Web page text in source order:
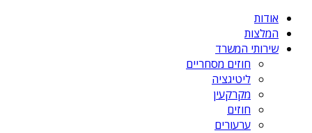
אודות
המלצות
שירותי המשרד
חוזים מסחריים
ליטיגציה
מקרקעין
חוזים
ערעורים